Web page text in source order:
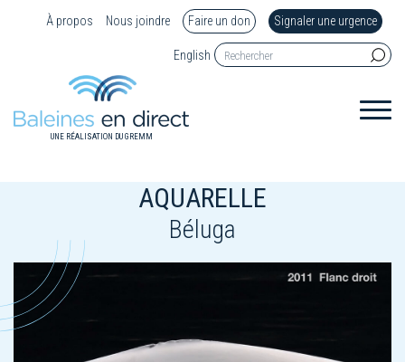
À propos Nous joindre Faire un don Signaler une urgence
English
UNE RÉALISATION DU GREMM
AQUARELLE
Béluga